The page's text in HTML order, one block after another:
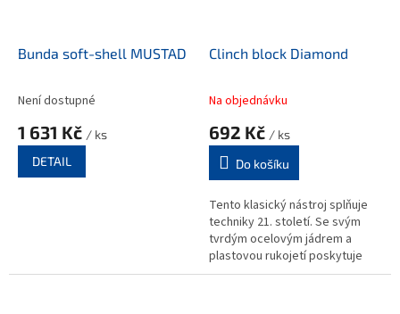
Bunda soft-shell MUSTAD
Není dostupné
1 631 Kč / ks
DETAIL
Clinch block Diamond
Na objednávku
692 Kč / ks
Do košíku
Tento klasický nástroj splňuje
techniky 21. století. Se svým
tvrdým ocelovým jádrem a
plastovou rukojetí poskytuje
pohodlí a funkci v jednom